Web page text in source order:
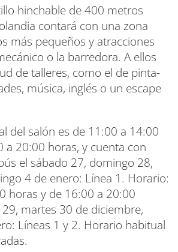
hinchable de 400 metros
contará con una zona
más pequeños y atracciones
o la barredora. A ellos
de talleres, como el de pinta-
música, inglés o un escape
del salón es de 11:00 a 14:00
a 20:00 horas, y cuenta con
el sábado 27, domingo 28,
4 de enero: Línea 1. Horario:
horas y de 16:00 a 20:00
martes 30 de diciembre,
Líneas 1 y 2. Horario habitual